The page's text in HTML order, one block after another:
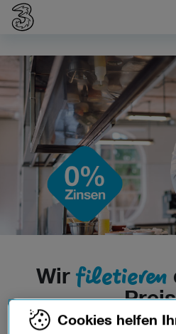
Wirfiletieren
Mit der Monatszahlung für
Cookies helfen